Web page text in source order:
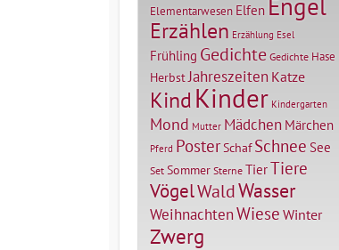
Elementarwesen Elfen Engel
Erzählen Erzählung Esel
Frühling Gedichte Gedichte Hase
HerbstJahreszeiten Katze
KindKinder Kindergarten
Mond Mutter Mädchen Märchen
Pferd PosterSchaf Schnee See
Set Sommer Sterne TierTiere
VögelWaldWasser
WeihnachtenWiese Winter
Zwerg